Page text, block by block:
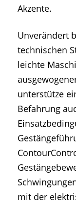
Akzente.
Unverändert
technischen
leichte
unterstütze
Befahrung
mit der